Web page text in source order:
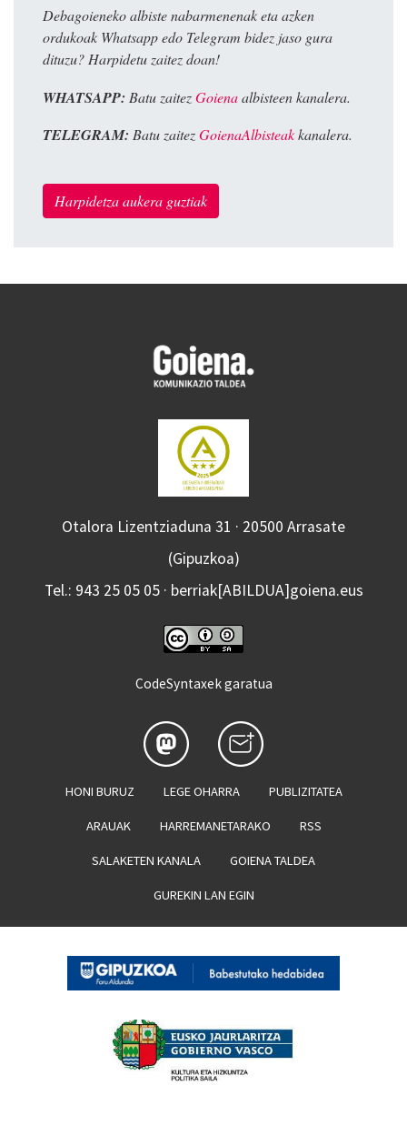
Debagoieneko albiste nabarmenenak eta azken
ordukoak Whatsapp edo Telegram bidez jaso gura
dituzu? Harpidetu zaitez doan!
WHATSAPP: Batu zaitezGoienaalbisteen kanalera.
TELEGRAM: Batu zaitezGoienaAlbisteakkanalera.
Harpidetza aukera guztiak
Otalora Lizentziaduna 31 · 20500 Arrasate
(Gipuzkoa)
Tel.: 943 25 05 05 · berriak[ABILDUA]goiena.eus
CodeSyntaxek garatua
HONI BURUZ LEGE OHARRA PUBLIZITATEA
ARAUAK HARREMANETARAKO RSS
SALAKETEN KANALA GOIENA TALDEA
GUREKIN LAN EGIN